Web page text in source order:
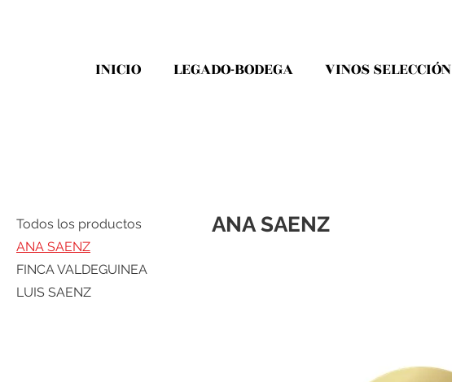
INICIO LEGADO-BODEGA VINOS SELECCIÓN
Todos los productos
ANA SAENZ
FINCA VALDEGUINEA
LUIS SAENZ
ANA SAENZ